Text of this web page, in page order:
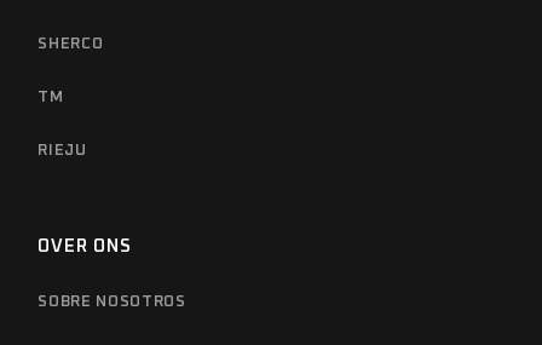
SHERCO
TM
RIEJU
OVER ONS
SOBRE NOSOTROS